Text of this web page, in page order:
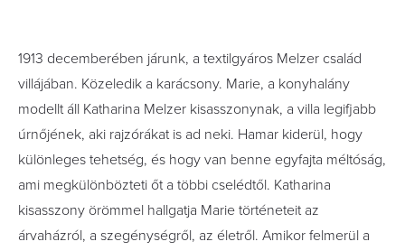
1913 decemberében járunk, a textilgyáros Melzer család
villájában. Közeledik a karácsony. Marie, a konyhalány
modellt áll Katharina Melzer kisasszonynak, a villa legifjabb
úrnőjének, aki rajzórákat is ad neki. Hamar kiderül, hogy
különleges tehetség, és hogy van benne egyfajta méltóság,
ami megkülönbözteti őt a többi cselédtől. Katharina
kisasszony örömmel hallgatja Marie történeteit az
árvaházról, a szegénységről, az életről. Amikor felmerül a